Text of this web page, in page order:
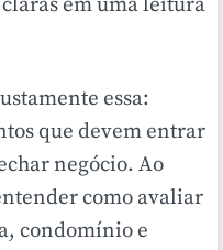
essa:
que devem entrar
negócio. Ao
como avaliar
condomínio e